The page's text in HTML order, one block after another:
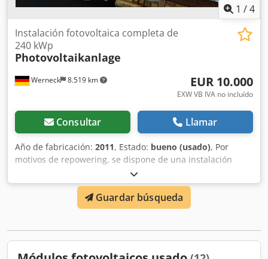
1 /4
Werneck 8.519 km
Instalación fotovoltaica completa de
240 kWp
Photovoltaikanlage
EUR 10.000
EXW VB IVA no incluído
Consultar Llamar
Año de fabricación: 2011, Estado: bueno (usado), Por
motivos de repowering, se dispone de una instalación
fotovoltaica completa con aproximadamente 2.500
módulos de 90 vatios/módulo. Módulos: Sharp NAG 090B5
90 vatios, micromorfo/tandem Inversores: 2x Kaco XP 100
9x Kaco 02Xi Puesta en marcha en 2011 Los módulos ya
posible la venta parcial a un precio inferior. Ideal para
Guardar búsqueda